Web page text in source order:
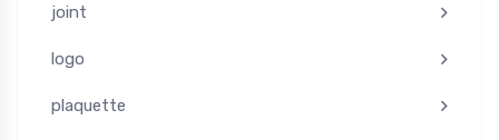
joint
logo
plaquette